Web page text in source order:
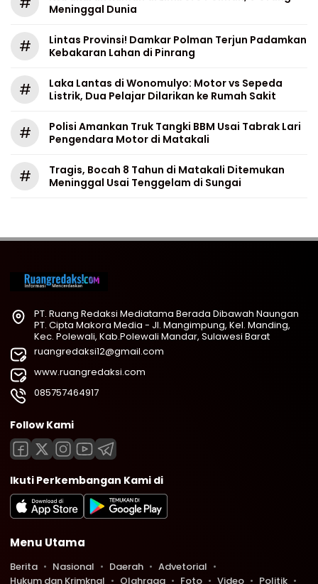
Meninggal Dunia
#
Lintas Provinsi! Damkar Polman Terjun Padamkan
Kebakaran Lahan di Pinrang
#
Laka Lantas di Wonomulyo: Motor vs Sepeda
Listrik, Dua Pelajar Dilarikan ke Rumah Sakit
#
Polisi Amankan Truk Tangki BBM Usai Tabrak Lari
Pengendara Motor di Matakali
#
Tragis, Bocah 8 Tahun di Matakali Ditemukan
Meninggal Usai Tenggelam di Sungai
PT. Ruang Redaksi Mediatama Berada Dibawah Naungan
PT. Cipta Makora Media - Jl. Mangimpung, Kel. Manding,
Kec. Polewali, Kab.Polewali Mandar, Sulawesi Barat
ruangredaksi12@gmail.com
www.ruangredaksi.com
085757464917
Follow Kami
Ikuti Perkembangan Kami di
Menu Utama
Berita Nasional Daerah
Advetorial
Hukum dan Krimknal
Olahraga Foto Video
Politik